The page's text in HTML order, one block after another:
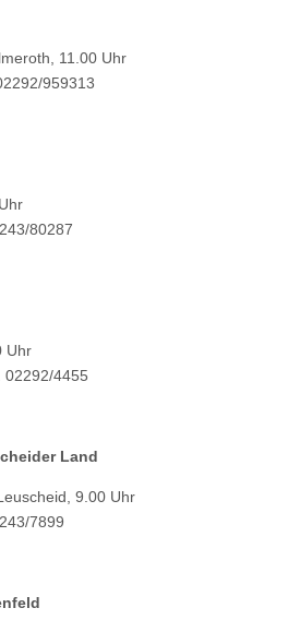
11.00 Uhr
959313
80287
4455
Land
9.00 Uhr
7899